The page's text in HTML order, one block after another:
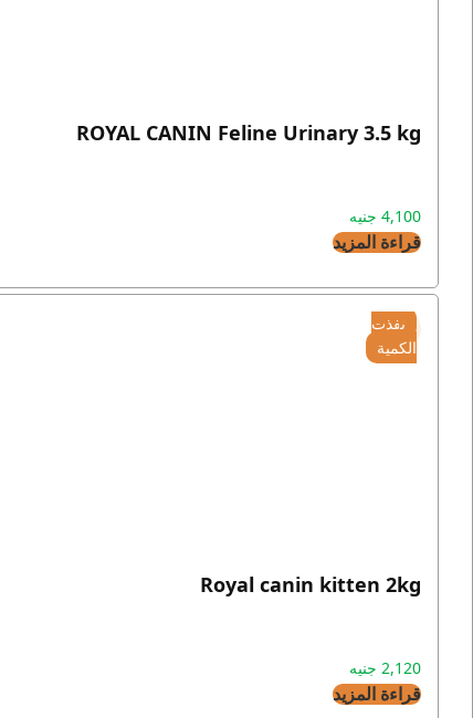
ROYAL CANIN Feline Urinary 3.5 kg
4,100 جنيه
قراءة المزيد
نفذت
الكمية
Royal canin kitten 2kg
2,120 جنيه
قراءة المزيد